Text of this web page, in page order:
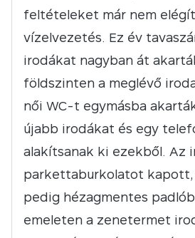
feltételeket már nem
vízelvezetés. Ez év
irodákat nagyban át
földszinten a meglévő
női WC-t egymásba
újabb irodákat és egy
alakítsanak ki ezekből. Az
parkettaburkolatot
pedig hézagmentes
emeleten a zenetermet